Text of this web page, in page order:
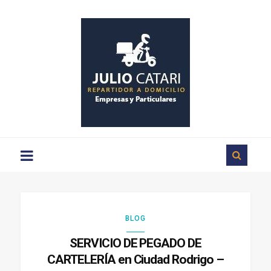
a
domicilio
en
Ciudad
Rodrigo
BLOG
SERVICIO DE PEGADO DE
CARTELERÍA en Ciudad Rodrigo –